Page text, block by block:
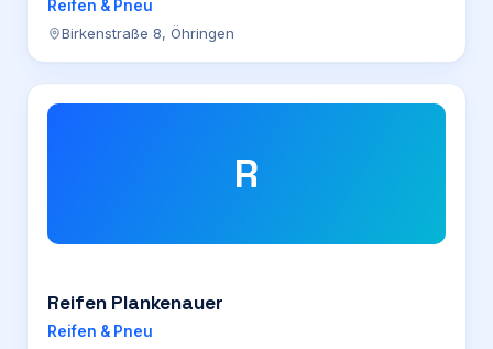
Reifen & Pneu
Birkenstraße 8, Öhringen
R
Reifen Plankenauer
Reifen & Pneu